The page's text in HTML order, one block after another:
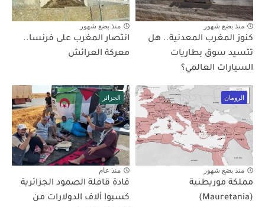
منذ بضع شهور
كنوز المغرب المعدنية.. هل
تتسيد سوق بطاريات
السيارات العالمي؟
منذ بضع شهور
انتصار المغرب على فرنسا..
معركة العرائش
الرومان
منذ بضع شهور
مملكة موريطنية
(Mauretania)
الجزائر
منذ عام
قادة قافلة الصمود الجزائرية
كسبوا ألاف الدولارات من